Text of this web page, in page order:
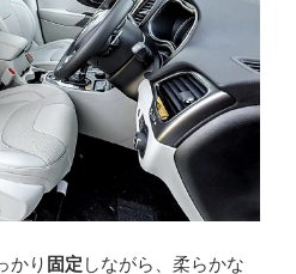
かり 固定 しながら、柔らかな